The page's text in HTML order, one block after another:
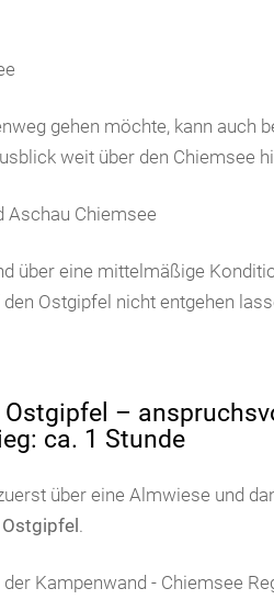
gehen möchte, kann auch
weit über den Chiemsee
über eine mittelmäßige
Ostgipfel nicht entgehen
–
ca. 1 Stunde
über eine Almwiese und
Ostgipfel .